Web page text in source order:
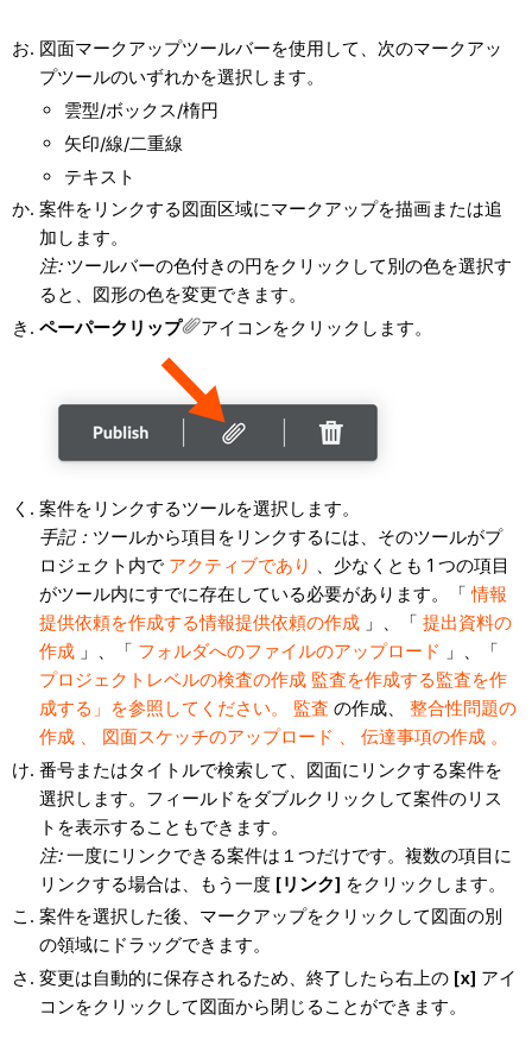
図面マークアップツールバーを使用して、次のマークアッ
プツールのいずれかを選択します。
雲型/ボックス/楕円
矢印/線/二重線
テキスト
案件をリンクする図面区域にマークアップを描画または追
加します。
注:ツールバーの色付きの円をクリックして別の色を選択す
ると、図形の色を変更できます。
ペーパークリップ
アイコンをクリックします。
案件をリンクするツールを選択します。
手記： ツールから項目をリンクするには、そのツールがプ
ロジェクト内で アクティブであり 、少なくとも 1 つの項目
がツール内にすでに存在している必要があります。「情報
提供依頼を作成する情報提供依頼の作成」、「 提出資料の
作成」、「 フォルダへのファイルのアップロード 」、「
プロジェクトレベルの検査の作成 監査を作成する監査を作
成する 」を参照してください。 監査 の作成、
整合性問題の
作成 、 図面スケッチのアップロード 、 伝達事項の作成 。
番号またはタイトルで検索して、図面にリンクする案件を
選択します。 フィールドをダブルクリックして案件のリス
トを表示することもできます。
注:一度にリンクできる案件は１つだけです。複数の項目に
リンクする場合は、もう一度 [リンク] をクリックします。
案件を選択した後、マークアップをクリックして図面の別
の領域にドラッグできます。
変更は自動的に保存されるため、終了したら右上の [x] アイ
コンをクリックして図面から閉じることができます。